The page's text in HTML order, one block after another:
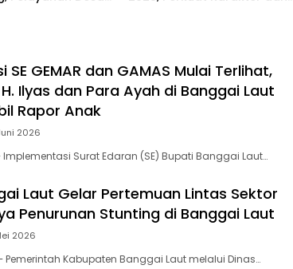
GEMAR dan GAMAS Mulai Terlihat,
Ilyas dan Para Ayah di Banggai Laut
Rapor Anak
2026
Implementasi Surat Edaran (SE) Bupati Banggai Laut…
Laut Gelar Pertemuan Lintas Sektor
Penurunan Stunting di Banggai Laut
2026
– Pemerintah Kabupaten Banggai Laut melalui Dinas…